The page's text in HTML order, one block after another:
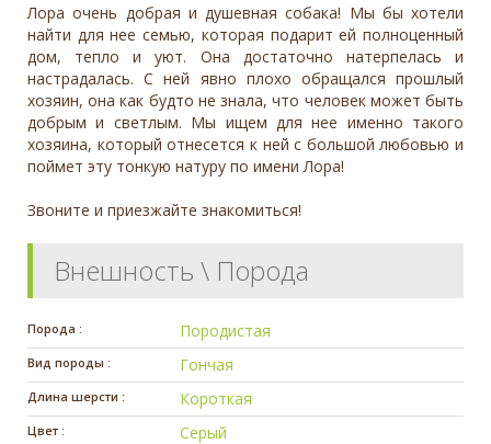
Лора очень добрая и душевная собака! Мы бы хотели
найти для нее семью, которая подарит ей полноценный
дом, тепло и уют. Она достаточно натерпелась и
настрадалась. С ней явно плохо обращался прошлый
хозяин, она как будто не знала, что человек может быть
добрым и светлым. Мы ищем для нее именно такого
хозяина, который отнесется к ней с большой любовью и
поймет эту тонкую натуру по имени Лора!
Звоните и приезжайте знакомиться!
Внешность \ Порода
Порода : Породистая
Вид породы : Гончая
Длина шерсти : Короткая
Цвет : Серый